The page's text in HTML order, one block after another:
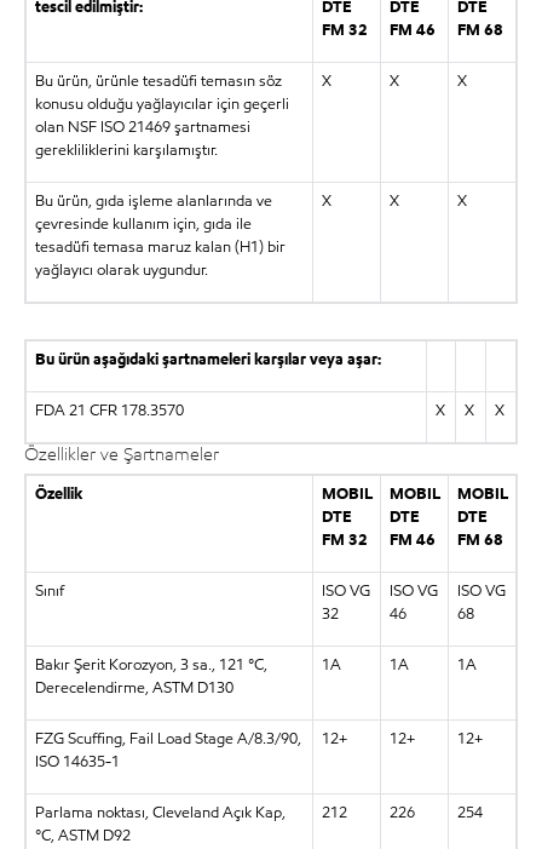
tescil edilmiştir:
DTE
FM 32
DTE
FM 46
DTE
FM 68
Bu ürün, ürünle tesadüfi temasın söz
konusu olduğu yağlayıcılar için geçerli
olan NSF ISO 21469 şartnamesi
gerekliliklerini karşılamıştır.
X X X
Bu ürün, gıda işleme alanlarında ve
çevresinde kullanım için, gıda ile
tesadüfi temasa maruz kalan (H1) bir
yağlayıcı olarak uygundur.
X X X
Bu ürün aşağıdaki şartnameleri karşılar veya aşar:
FDA 21 CFR 178.3570 X X X
Özellikler ve Şartnameler
Özellik
MOBIL
DTE
FM 32
MOBIL
DTE
FM 46
MOBIL
DTE
FM 68
Sınıf
ISO VG
32
ISO VG
46
ISO VG
68
Bakır Şerit Korozyon, 3 sa., 121 °C,
Derecelendirme, ASTM D130
1A 1A 1A
FZG Scuffing, Fail Load Stage A/8.3/90,
ISO 14635-1
12+ 12+ 12+
Parlama noktası, Cleveland Açık Kap,
°C, ASTM D92
212 226 254